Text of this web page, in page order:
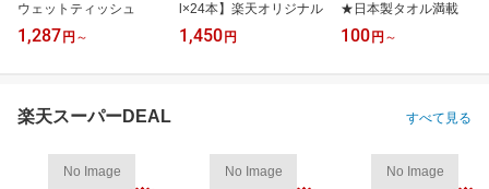
ウェットティッシュ
1,287 円 ～
l×24本】楽天オリジナル
1,450 円
★日本製タオル満載
100 円 ～
楽天スーパーDEAL すべて見る
No Image No Image No Image